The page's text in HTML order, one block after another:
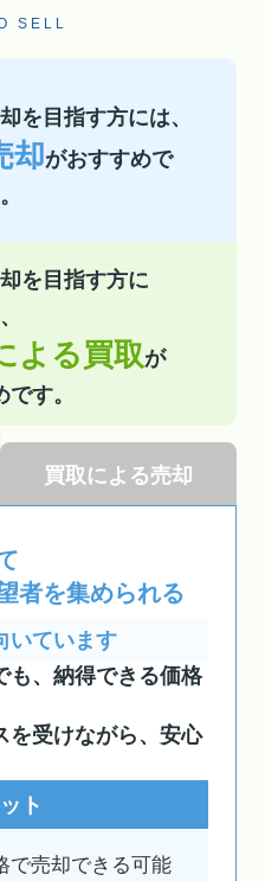
SELL
を目指す方には、
却がおすすめで
を目指す方に
よる買取が
す。
買取による売却
者を集められる
いています
も、納得できる価格
を受けながら、安心
ト
で売却できる可能